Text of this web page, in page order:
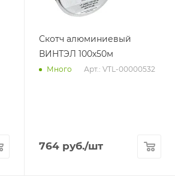
Скотч алюминиевый
ВИНТЭЛ 100х50м
Много Арт.: VTL-00000532
764 руб./шт